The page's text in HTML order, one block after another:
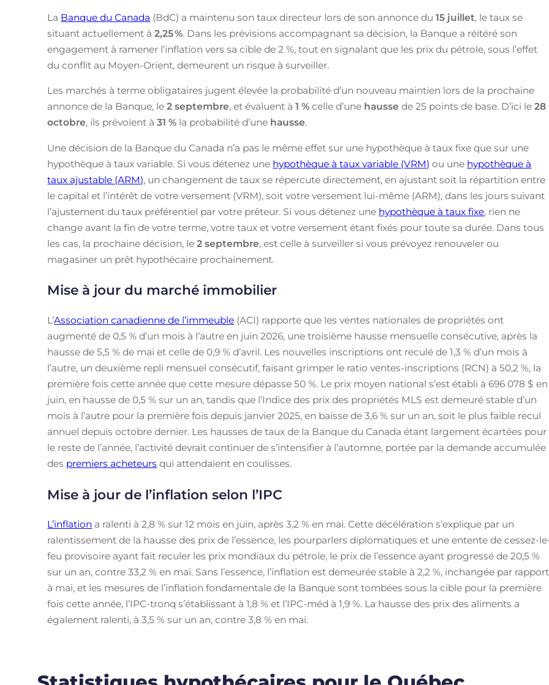
La Banque du Canada (BdC) a maintenu son taux directeur lors de son annonce du15 juillet, le taux se
situant actuellement à2,25%. Dans les prévisions accompagnant sa décision, la Banque a réitéré son
engagement à ramener l’inflation vers sa cible de 2 %, tout en signalant que les prix du pétrole, sous l’effet
du conflit au Moyen-Orient, demeurent un risque à surveiller.
Les marchés à terme obligataires jugent élevée la probabilité d’un nouveau maintien lors de la prochaine
annonce de la Banque, le2 septembre, et évaluent à1 % celle d’une hausse de 25 points de base. D’ici le28
octobre, ils prévoient à31 % la probabilité d’une hausse.
Une décision de la Banque du Canada n’a pas le même effet sur une hypothèque à taux fixe que sur une
hypothèque à taux variable. Si vous détenez une hypothèque à taux variable (VRM) ou une hypothèque à
taux ajustable (ARM), un changement de taux se répercute directement, en ajustant soit la répartition entre
le capital et l’intérêt de votre versement (VRM), soit votre versement lui-même (ARM), dans les jours suivant
l’ajustement du taux préférentiel par votre prêteur. Si vous détenez une hypothèque à taux fixe, rien ne
change avant la fin de votre terme, votre taux et votre versement étant fixés pour toute sa durée. Dans tous
les cas, la prochaine décision, le2 septembre, est celle à surveiller si vous prévoyez renouveler ou
magasiner un prêt hypothécaire prochainement.
Mise à jour du marché immobilier
L’Association canadienne de l’immeuble (ACI) rapporte que les ventes nationales de propriétés ont
augmenté de 0,5 % d’un mois à l’autre en juin 2026, une troisième hausse mensuelle consécutive, après la
hausse de 5,5 % de mai et celle de 0,9 % d’avril. Les nouvelles inscriptions ont reculé de 1,3 % d’un mois à
l’autre, un deuxième repli mensuel consécutif, faisant grimper le ratio ventes-inscriptions (RCN) à 50,2 %, la
première fois cette année que cette mesure dépasse 50 %. Le prix moyen national s’est établi à 696 078 $ en
juin, en hausse de 0,5 % sur un an, tandis que l’Indice des prix des propriétés MLS est demeuré stable d’un
mois à l’autre pour la première fois depuis janvier 2025, en baisse de 3,6 % sur un an, soit le plus faible recul
annuel depuis octobre dernier. Les hausses de taux de la Banque du Canada étant largement écartées pour
le reste de l’année, l’activité devrait continuer de s’intensifier à l’automne, portée par la demande accumulée
des premiers acheteurs qui attendaient en coulisses.
Mise à jour de l’inflation selon l’IPC
L’inflation a ralenti à 2,8 % sur 12 mois en juin, après 3,2 % en mai. Cette décélération s’explique par un
ralentissement de la hausse des prix de l’essence, les pourparlers diplomatiques et une entente de cessez-
feu provisoire ayant fait reculer les prix mondiaux du pétrole, le prix de l’essence ayant progressé de 20,5 %
sur un an, contre 33,2 % en mai. Sans l’essence, l’inflation est demeurée stable à 2,2 %, inchangée par rapport
à mai, et les mesures de l’inflation fondamentale de la Banque sont tombées sous la cible pour la première
fois cette année, l’IPC-tronq s’établissant à 1,8 % et l’IPC-méd à 1,9 %. La hausse des prix des aliments a
également ralenti, à 3,5 % sur un an, contre 3,8 % en mai.